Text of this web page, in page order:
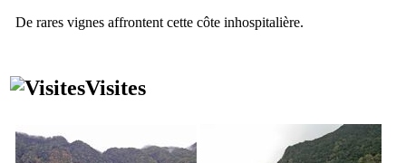
De rares vignes affrontent cette côte inhospitalière.
Visites